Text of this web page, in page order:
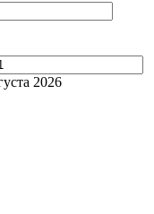
2026